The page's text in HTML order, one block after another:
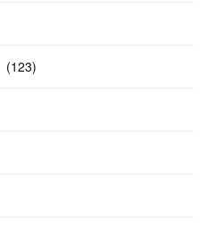
(123)